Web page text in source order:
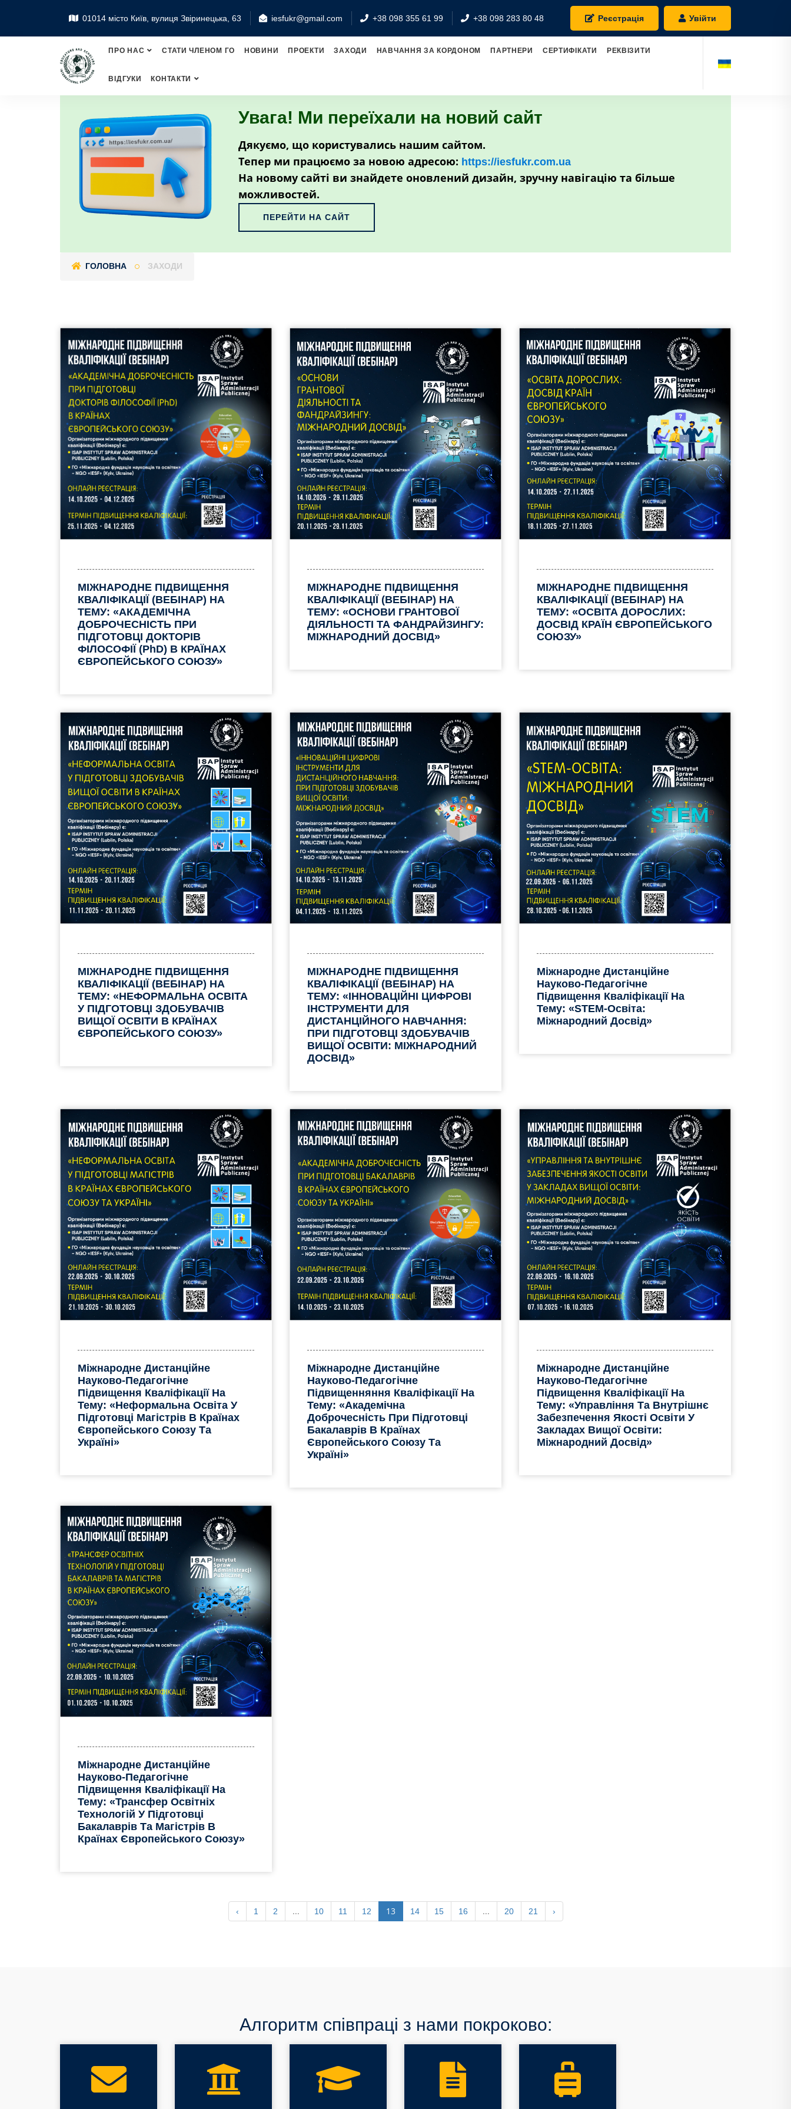
01014 місто Київ, вулиця Звіринецька, 63 iesfukr@gmail.com +38 098 355 61 99 +38 098 283 80 48 Реєстрація Увійти
ПРО НАС СТАТИ ЧЛЕНОМ ГО НОВИНИ ПРОЕКТИ ЗАХОДИ НАВЧАННЯ ЗА КОРДОНОМ ПАРТНЕРИ СЕРТИФІКАТИ РЕКВІЗИТИ
ВІДГУКИ КОНТАКТИ
Увага! Ми переїхали на новий сайт
Дякуємо, що користувались нашим сайтом.
Тепер ми працюємо за новою адресою: https://iesfukr.com.ua
На новому сайті ви знайдете оновлений дизайн, зручну навігацію та більше
можливостей.
ПЕРЕЙТИ НА САЙТ
ГОЛОВНА ЗАХОДИ
МІЖНАРОДНЕ ПІДВИЩЕННЯ
КВАЛІФІКАЦІЇ (ВЕБІНАР) НА
ТЕМУ: «АКАДЕМІЧНА
ДОБРОЧЕСНІСТЬ ПРИ
ПІДГОТОВЦІ ДОКТОРІВ
ФІЛОСОФІЇ (PhD) В КРАЇНАХ
ЄВРОПЕЙСЬКОГО СОЮЗУ»
МІЖНАРОДНЕ ПІДВИЩЕННЯ
КВАЛІФІКАЦІЇ (ВЕБІНАР) НА
ТЕМУ: «ОСНОВИ ГРАНТОВОЇ
ДІЯЛЬНОСТІ ТА ФАНДРАЙЗИНГУ:
МІЖНАРОДНИЙ ДОСВІД»
МІЖНАРОДНЕ ПІДВИЩЕННЯ
КВАЛІФІКАЦІЇ (ВЕБІНАР) НА
ТЕМУ: «ОСВІТА ДОРОСЛИХ:
ДОСВІД КРАЇН ЄВРОПЕЙСЬКОГО
СОЮЗУ»
МІЖНАРОДНЕ ПІДВИЩЕННЯ
КВАЛІФІКАЦІЇ (ВЕБІНАР) НА
ТЕМУ: «НЕФОРМАЛЬНА ОСВІТА
У ПІДГОТОВЦІ ЗДОБУВАЧІВ
ВИЩОЇ ОСВІТИ В КРАЇНАХ
ЄВРОПЕЙСЬКОГО СОЮЗУ»
МІЖНАРОДНЕ ПІДВИЩЕННЯ
КВАЛІФІКАЦІЇ (ВЕБІНАР) НА
ТЕМУ: «ІННОВАЦІЙНІ ЦИФРОВІ
ІНСТРУМЕНТИ ДЛЯ
ДИСТАНЦІЙНОГО НАВЧАННЯ:
ПРИ ПІДГОТОВЦІ ЗДОБУВАЧІВ
ВИЩОЇ ОСВІТИ: МІЖНАРОДНИЙ
ДОСВІД»
Міжнародне Дистанційне
Науково-Педагогічне
Підвищення Кваліфікації На
Тему: «STEM-Освіта:
Міжнародний Досвід»
Міжнародне Дистанційне
Науково-Педагогічне
Підвищення Кваліфікації На
Тему: «Неформальна Освіта У
Підготовці Магістрів В Країнах
Європейського Союзу Та
Україні»
Міжнародне Дистанційне
Науково-Педагогічне
Підвищенняння Кваліфікації На
Тему: «Академічна
Доброчесність При Підготовці
Бакалаврів В Країнах
Європейського Союзу Та
Україні»
Міжнародне Дистанційне
Науково-Педагогічне
Підвищення Кваліфікації На
Тему: «Управління Та Внутрішнє
Забезпечення Якості Освіти У
Закладах Вищої Освіти:
Міжнародний Досвід»
Міжнародне Дистанційне
Науково-Педагогічне
Підвищення Кваліфікації На
Тему: «Трансфер Освітніх
Технологій У Підготовці
Бакалаврів Та Магістрів В
Країнах Європейського Союзу»
‹ 1 2 ... 10 11 12 13 14 15 16 ... 20 21 ›
Алгоритм співпраці з нами покроково: